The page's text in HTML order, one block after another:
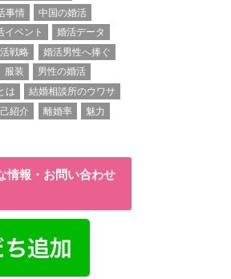
事情
中国の婚活
イベント
婚活データ
戦略
婚活男性へ捧ぐ
服装
男性の婚活
は
結婚相談所のウワサ
紹介 離婚率 魅力
情報・お問い合わせ